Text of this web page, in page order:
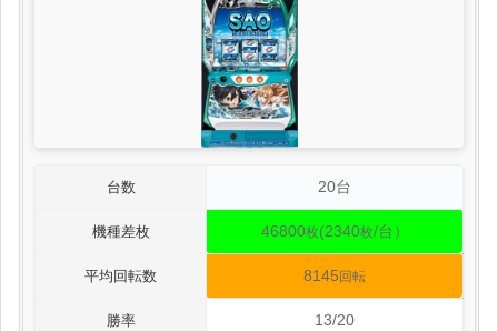
台数 20台
機種差枚 46800枚(2340枚/台）
平均回転数 8145 回転
勝率 13/20